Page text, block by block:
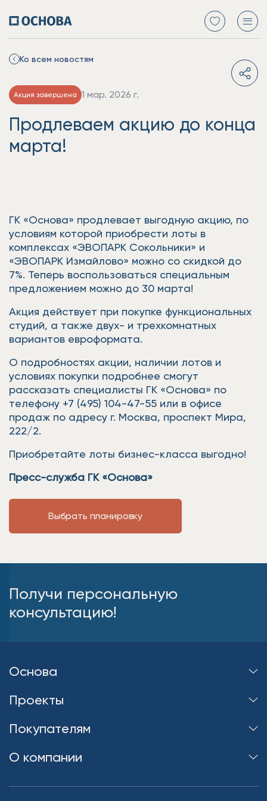
Ко всем новостям
Акция завершена 1 мар. 2026 г.
Продлеваем акцию до конца
марта!
ГК «Основа» продлевает выгодную акцию, по
условиям которой приобрести лоты в
комплексах «ЭВОПАРК Сокольники» и
«ЭВОПАРК Измайлово» можно со скидкой до
7%. Теперь воспользоваться специальным
предложением можно до 30 марта!
Акция действует при покупке функциональных
студий, а также двух- и трехкомнатных
вариантов евроформата.
О подробностях акции, наличии лотов и
условиях покупки подробнее смогут
рассказать специалисты ГК «Основа» по
телефону +7 (495) 104-47-55 или в офисе
продаж по адресу г. Москва, проспект Мира,
222/2.
Приобретайте лоты бизнес-класса выгодно!
Пресс-служба ГК «Основа»
Выбрать планировку
Получи персональную
консультацию!
Основа
Проекты
Покупателям
О компании